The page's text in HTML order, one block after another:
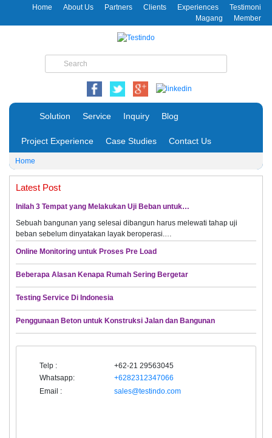
Home About Us Partners Clients Experiences
Testimoni
Magang
Member
Solution Service Inquiry Blog
Project Experience Case Studies Contact Us
Home
Latest Post
Inilah 3 Tempat yang Melakukan Uji Beban untuk…
Sebuah bangunan yang selesai dibangun harus melewati tahap uji
beban sebelum dinyatakan layak beroperasi.…
Online Monitoring untuk Proses Pre Load
Beberapa Alasan Kenapa Rumah Sering Bergetar
Testing Service Di Indonesia
Penggunaan Beton untuk Konstruksi Jalan dan Bangunan
Telp :
+62-21 29563045
Whatsapp:
+6282312347066
Email :
sales@testindo.com